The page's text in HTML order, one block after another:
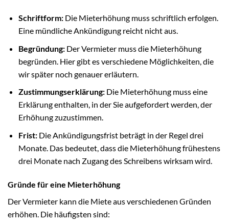
Schriftform:Die Mieterhöhung muss schriftlich erfolgen.
Eine mündliche Ankündigung reicht nicht aus.
Begründung:Der Vermieter muss die Mieterhöhung
begründen. Hier gibt es verschiedene Möglichkeiten, die
wir später noch genauer erläutern.
Zustimmungserklärung:Die Mieterhöhung muss eine
Erklärung enthalten, in der Sie aufgefordert werden, der
Erhöhung zuzustimmen.
Frist:Die Ankündigungsfrist beträgt in der Regel drei
Monate. Das bedeutet, dass die Mieterhöhung frühestens
drei Monate nach Zugang des Schreibens wirksam wird.
Gründe für eine Mieterhöhung
Der Vermieter kann die Miete aus verschiedenen Gründen
erhöhen. Die häufigsten sind: